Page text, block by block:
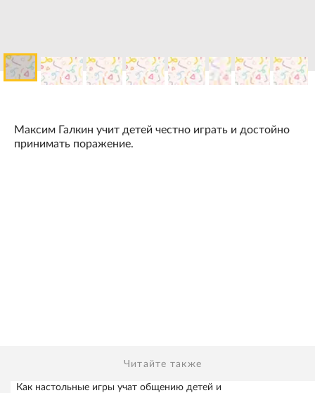
Максим Галкин учит детей честно играть и достойно
принимать поражение.
Читайте также
Как настольные игры учат общению детей и